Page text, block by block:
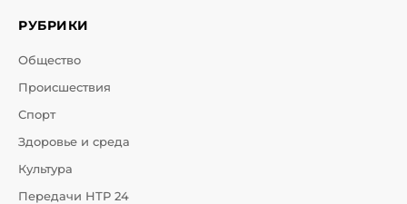
РУБРИКИ
Общество
Происшествия
Спорт
Здоровье и среда
Культура
Передачи НТР 24